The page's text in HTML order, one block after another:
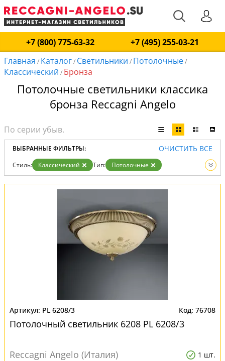
+7 (800) 775-63-32
+7 (495) 255-03-21
Главная / Каталог/ Светильники / Потолочные/
Классический / Бронза
Потолочные светильники классика
бронза Reccagni Angelo
ВЫБРАННЫЕ ФИЛЬТРЫ: ОЧИСТИТЬ ВСЕ
Стиль: Классический Тип:
Потолочные
Цвет:
Бронза Вид: Светильники
PL 6208/3 76708
Потолочный светильник 6208 PL 6208/3
Reccagni Angelo (Италия) 1 шт.